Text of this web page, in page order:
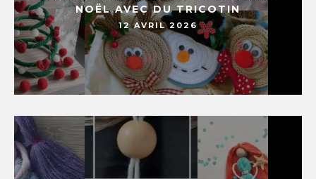
NOËL AVEC DU TRICOTIN
12 AVRIL 2026